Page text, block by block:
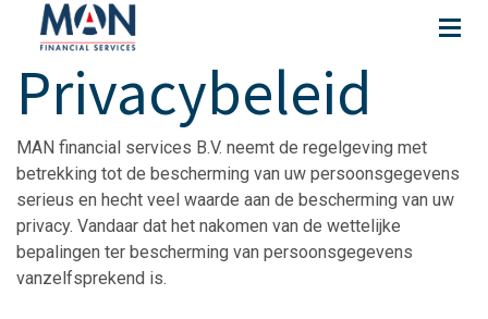
Privacybeleid
MAN financial services B.V. neemt de regelgeving met
betrekking tot de bescherming van uw persoonsgegevens
serieus en hecht veel waarde aan de bescherming van uw
privacy. Vandaar dat het nakomen van de wettelijke
bepalingen ter bescherming van persoonsgegevens
vanzelfsprekend is.